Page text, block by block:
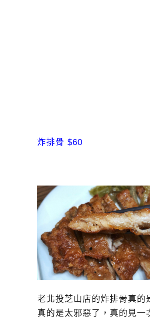
炸排骨 $60
老北投芝山店的炸排骨真的
真的是太邪惡了，真的見一